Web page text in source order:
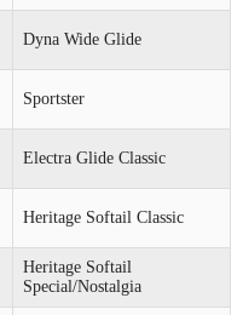
Dyna Wide Glide
Sportster
Electra Glide Classic
Heritage Softail Classic
Heritage Softail
Special/Nostalgia